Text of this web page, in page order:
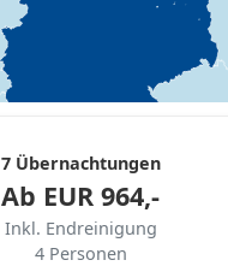
7 Übernachtungen
Ab EUR 964,-
Inkl. Endreinigung
4 Personen